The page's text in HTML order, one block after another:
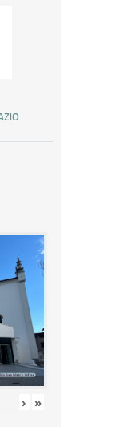
› »